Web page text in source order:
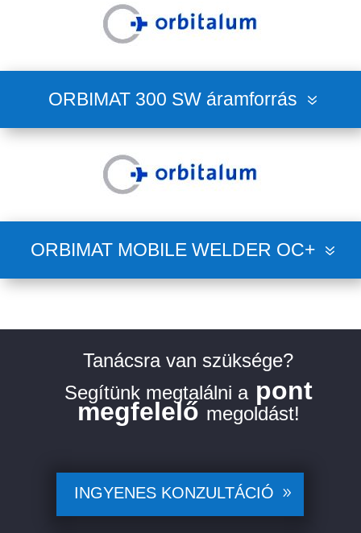
ORBIMAT 300 SW áramforrás
ORBIMAT MOBILE WELDER OC+
Tanácsra van szüksége?
Segítünk megtalálni a pont
megfelelő megoldást!
INGYENES KONZULTÁCIÓ